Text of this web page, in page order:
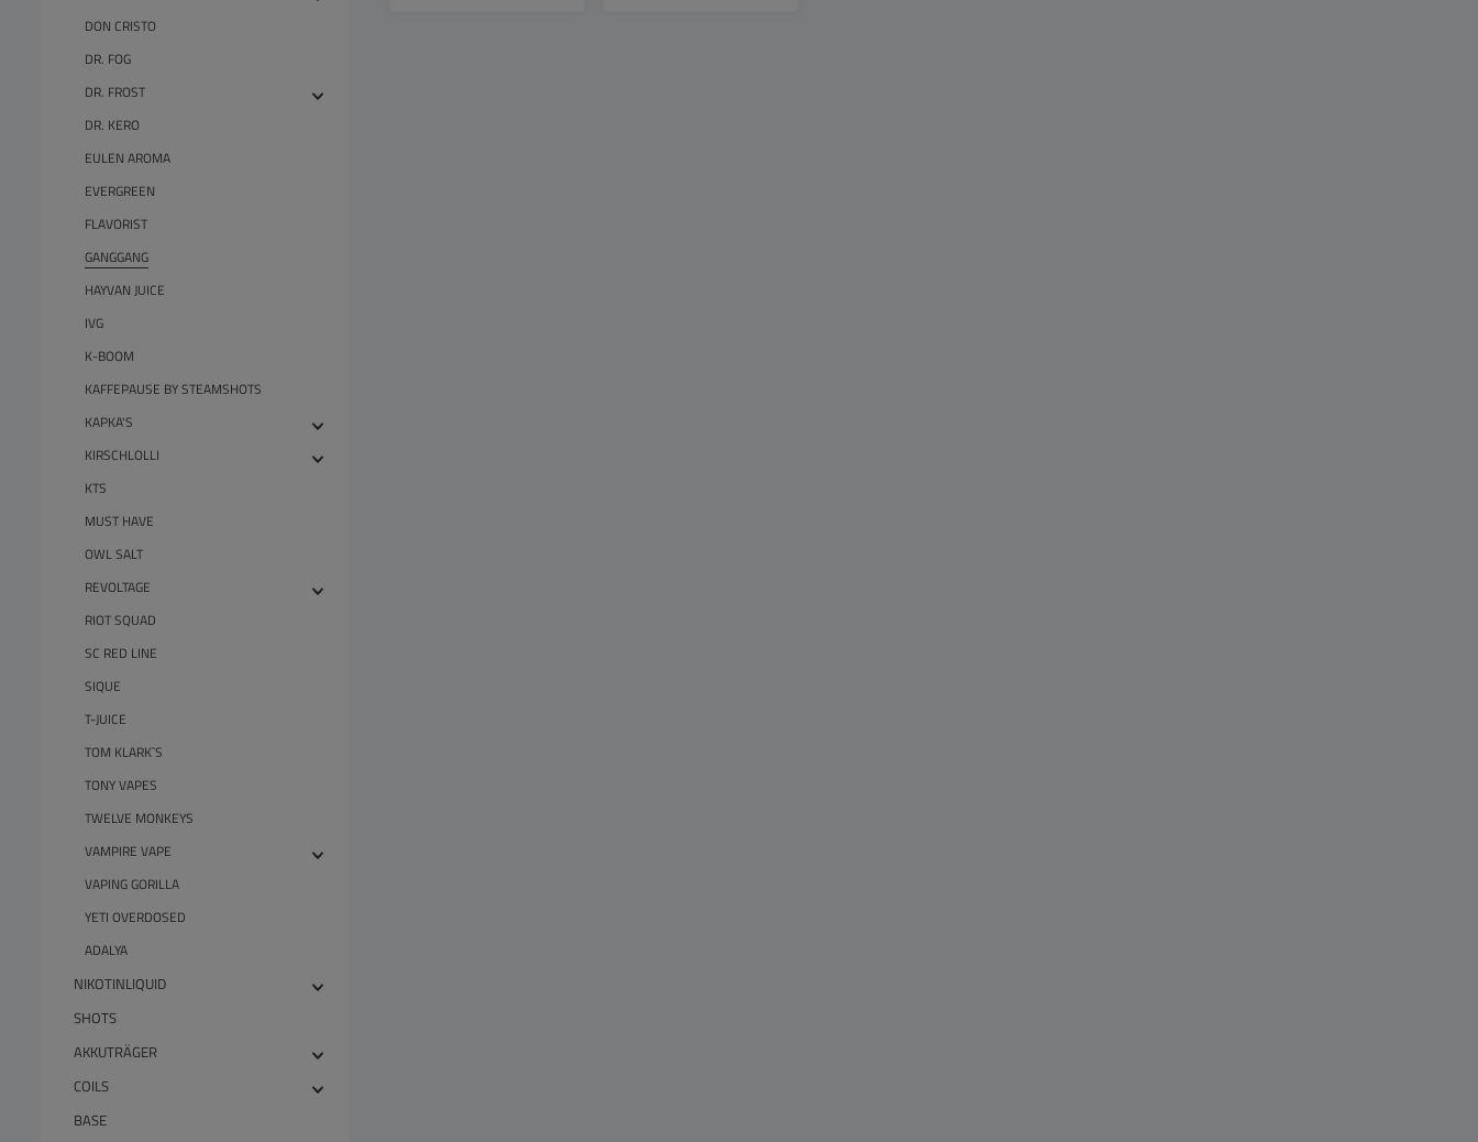
DON CRISTO
DR. FOG
DR. FROST
DR. KERO
EULEN AROMA
EVERGREEN
FLAVORIST
GANGGANG
HAYVAN JUICE
IVG
K-BOOM
KAFFEPAUSE BY STEAMSHOTS
KAPKA'S
KIRSCHLOLLI
KTS
MUST HAVE
OWL SALT
REVOLTAGE
RIOT SQUAD
SC RED LINE
SIQUE
T-JUICE
TOM KLARK`S
TONY VAPES
TWELVE MONKEYS
VAMPIRE VAPE
VAPING GORILLA
YETI OVERDOSED
ADALYA
NIKOTINLIQUID
SHOTS
AKKUTRÄGER
COILS
BASE